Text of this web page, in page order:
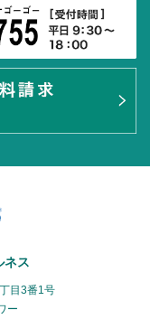
ネス
目3番1号
ー